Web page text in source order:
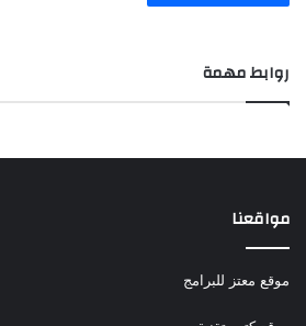
روابط مهمة
مواقعنا
موقع معتز للبرامج